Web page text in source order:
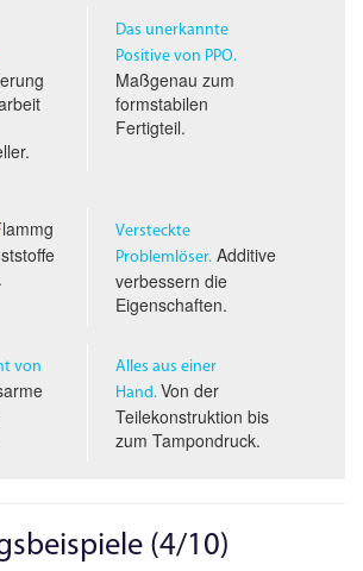
Das unerkannte
Positive von PPO.
Maßgenau zum
formstabilen
Fertigteil.
Versteckte
Problemlöser.Additive
verbessern die
Eigenschaften.
von
Alles aus einer
Hand. Von der
Teilekonstruktion bis
zum Tampondruck.
(4/10)